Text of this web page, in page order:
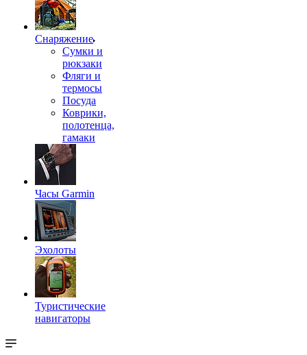
Снаряжение
Сумки и
рюкзаки
Фляги и
термосы
Посуда
Коврики,
полотенца,
гамаки
Часы Garmin
Эхолоты
Туристические
навигаторы